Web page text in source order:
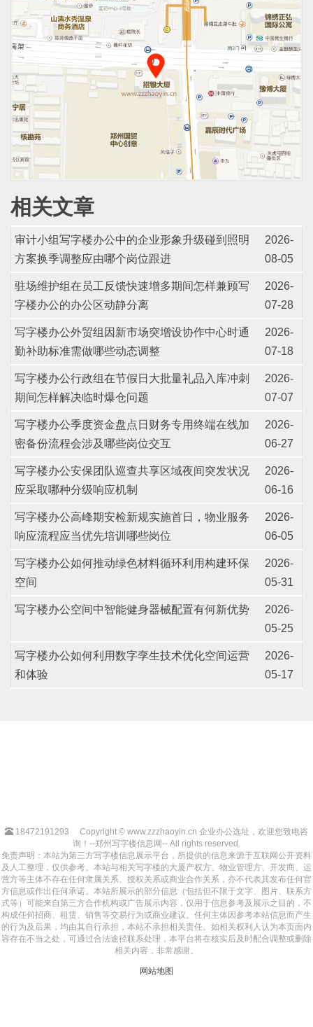
相关文章
审计小组写字楼办公中的企业形象升级碰到照明
方案换季调整应由哪个岗位跟进
2026-
08-05
驻场维护组在员工反馈快速增多期间怎样兼顾写
字楼办公的办公区动静分离
2026-
07-28
写字楼办公外贸组因新市场突增设协作中心时通
勤补助标准需做哪些动态调整
2026-
07-18
写字楼办公行政组在节假日大批量礼品入库冲刺
期间怎样解决临时爆仓问题
2026-
07-07
写字楼办公季度资金盘点日财务专用终端在线加
密备份流程会涉及哪些岗位交互
2026-
06-27
写字楼办公安保团队巡查共享区域夜间突发状况
应采取哪种分级响应机制
2026-
06-16
写字楼办公高峰期安检新规实施首日，物业服务
响应流程应当优先培训哪些岗位
2026-
06-05
写字楼办公如何推动绿色材料循环利用构建环保
空间
2026-
05-31
写字楼办公空间中智能健身器械配置有何新优势
2026-
05-25
写字楼办公如何利用数字孪生技术优化空间运营
和体验
2026-
05-17
18472191293
Copyright © www.zzzhaoyin.cn 企业办公选址，欢迎您致电咨
询！--郑州写字楼信息网-- All rights reserved.
免责声明：本站为第三方写字楼信息展示平台，所提供的信息来源于互联网公开资料
及人工整理，仅供参考。本站与相关写字楼的大厦产权方、物业管理方、开发商、运
营方等主体不存在任何隶属关系、授权关系或商业合作关系，亦不代表其发布任何官
方信息或作出任何承诺。本站所展示的部分信息（包括但不限于文字、图片、联系方
式等）可能来自第三方合作机构或广告展示内容，仅用于信息参考及展示之目的，不
构成任何招商、租赁、销售等交易行为或商业建议。任何主体因参考本站信息而产生
的行为及后果，均由其自行承担，本站不承担相关责任。如相关权利人认为本页面内
容存在不当之处，可通过合法途径联系处理，本平台将在核实后及时配合调整或删除
相关内容，非常感谢。
网站地图